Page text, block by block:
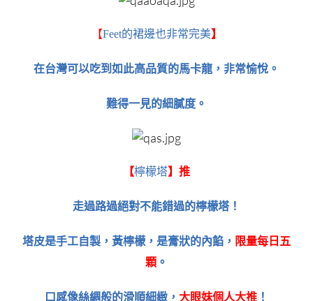
【Feet的裙邊也非常完美】
在台灣可以吃到如此高品質的馬卡龍，非常愉悅。
難得一見的細膩度。
【檸檬塔】推
走過路過絕對不能錯過的檸檬塔！
塔皮是手工自製，黃檸檬，是膏狀的內餡， 限量每日五
顆 。
口感像絲綢般的滑順細緻， 大眼妹個人大推 ！